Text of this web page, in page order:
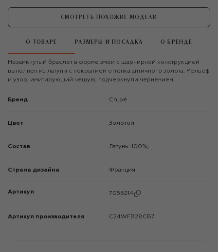
СМОТРЕТЬ ПОХОЖИЕ МОДЕЛИ
О ТОВАРЕ РАЗМЕРЫ И ПОСАДКА О БРЕНДЕ
Незамкнутый браслет в форме змеи с шарнирной конструкцией
выполнен из латуни с покрытием оттенка античного золота. Рельеф
и узор, имитирующий чешую, подчеркнули чернением.
Бренд Chloé
Цвет Золотой
Состав Латунь: 100%;
Страна дизайна Франция
Артикул 7056214
Артикул производителя C24WFB28CB7